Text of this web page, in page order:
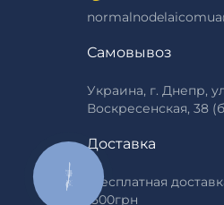
Самовывоз
Украина, г. Днепр,
Воскресенская, 38
Доставка
*Бесплатная
1500грн
КНОПКА
ЗВ'ЯЗКУ